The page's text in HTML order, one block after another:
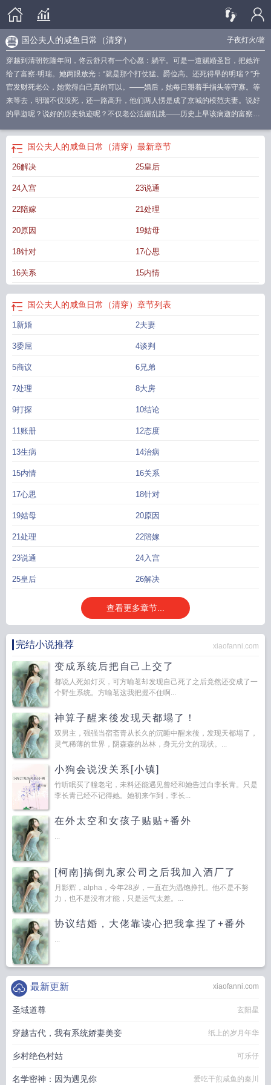
子夜灯火/著
国公夫人的咸鱼日常（清穿）
穿越到清朝乾隆年间，佟云舒只有一个心愿：躺平。可是一道赐婚圣旨，把她许
给了富察·明瑞。她两眼放光：“就是那个打仗猛、爵位高、还死得早的明瑞？”升
官发财死老公，她觉得自己真的可以。——婚后，她每日掰着手指头等守寡。等
来等去，明瑞不仅没死，还一路高升，他们两人愣是成了京城的模范夫妻。说好
的早逝呢？说好的历史轨迹呢？不仅老公活蹦乱跳——历史上早该病逝的富察皇
就是朕赐给富察氏的福星！”佟云舒：……您要不要听听您在说什么？她低头看看
这一屋子本该死掉的人，再想想自己记忆中的历史。书，你是不是在驴我？预
收：《打造完美太子，从秦皇汉武开始》陆维桢本是咸鱼一条，却在一次事故
桢：？这是我一条小小咸鱼能做到的事情吗？你疯了还是我疯了？显然系统并没
有疯，最后疯的只能是陆维桢了。他在秦朝的身份是：公子扶苏的老师。很好，
庐的小儒生，被老师带过来的关系户。更好了，如此人微言轻，正是我需要的开
局。陆维桢哭丧着脸开始踩钢丝，背着诸位儒生给扶苏夹带私货，在扶苏迷茫不
东躲西藏蝇营狗苟，陆维桢以为任务可能就要失败了。没想到最后却创造了华夏
历史上的第一个盛世，他自己也成为了名满天下的大秦丞相。陆维桢一脸懵逼，
扶苏却是长揖拜他：“陆师于我，犹如再生父母。”陆维桢瞄了一眼脸色铁青的始皇
帝，赶紧摆手：“不至于，不至于。”穿越世界汉武帝世界：成为太子刘据的老师唐
太宗世界：成为太子承乾的老师其他待定《炮灰阿哥求生指南》穿成历史上那个
倒霉的皇子永璂，林奇只觉得天都塌了。上有疑似被宫廷生活压迫的正处于崩溃
听着是嫡子，可是历史上的永璂，低调、平庸，并不十分受乾隆重视。等到那拉
死了，死前没有爵位，没有子嗣，没有关爱，似乎也没有什么留恋。林奇不想活
成这样，最起码，也不应该二十几岁就糊里糊涂丢了命，就算最后当不了皇帝，
结心绪，避免那拉皇后断发的悲剧。然后再潜心向学，努力上进，打造聪慧孝顺
人设，获得朝野赞誉。最后在圆明园大火时，顶替五阿哥，救下了乾隆，最终获
自己已经摆脱了求生焦虑，就开始躺平摆烂。但是竟是没想到，即便这样，也被
只想摆烂保命，怎么就成众望所归了？
国公夫人娇宠日常晋江
常国公夫人娇养手册最新章节 国公夫人的悠闲生活
清穿国公夫人是什么品级 国公夫人的日常生活
夫人的娇宠日常免费阅读
国公夫人的日常娇宠国公夫人的虐渣日常
网国公夫人的娇宠日常全文免费阅读 国公夫人的咸鱼日常清穿百度
国公夫人的咸鱼日常（清穿） 最新章节
26解决 25皇后
24入宫 23说通
22陪嫁 21处理
20原因 19姑母
18针对 17心思
16关系 15内情
国公夫人的咸鱼日常（清穿） 章节列表
1新婚 2夫妻
3委屈 4谈判
5商议 6兄弟
7处理 8大房
9打探 10结论
11账册 12态度
13生病 14治病
15内情 16关系
17心思 18针对
19姑母 20原因
21处理 22陪嫁
23说通 24入宫
25皇后 26解决
查看更多章节...
完结小说推荐 xiaofanni.com
变成系统后把自己上交了
都说人死如灯灭，可方喻茗却发现自己死了之后竟然还变成了一
个野生系统。方喻茗这我把握不住啊...
神算子醒来後发现天都塌了！
双男主，强强当宿斋青从长久的沉睡中醒来後，发现天都塌了，
灵气稀薄的世界，阴森森的丛林，身无分文的现状。...
小狗会说没关系[小镇]
竹听眠买了幢老宅，未料还能遇见曾经和她告过白李长青。只是
李长青已经不记得她。她初来乍到，李长...
在外太空和女孩子贴贴+番外
...
[柯南]搞倒九家公司之后我加入酒厂了
（abo）
月影辉，alpha，今年28岁，一直在为温饱挣扎。他不是不努
力，也不是没有才能，只是运气太差。...
协议结婚，大佬靠读心把我拿捏了+番外
...
xiaofanni.com
最新更新
圣域道尊 玄阳星
穿越古代，我有系统娇妻美妾 纸上的岁月年华
乡村绝色村姑 可乐仔
名学密神：因为遇见你 爱吃干煎咸鱼的秦川